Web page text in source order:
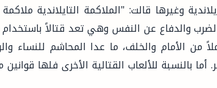
وغيرها قالت: "الملاكمة التايلاندية ملاكمة
أطراف في الضرب والدفاع عن النفس وهي تعد قتالاً
الأمام والخلف، ما عدا المحاشم للنساء
بالنسبة للألعاب القتالية الأخرى فلها